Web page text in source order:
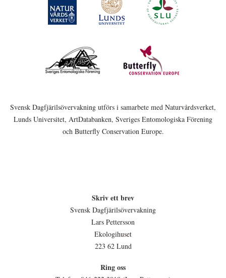
Svensk Dagfjärilsövervakning utförs i samarbete med Naturvårdsverket,
Lunds Universitet, ArtDatabanken, Sveriges Entomologiska Förening
och Butterfly Conservation Europe.
Skriv ett brev
Svensk Dagfjärilsövervakning
Lars Pettersson
Ekologihuset
223 62 Lund
Ring oss